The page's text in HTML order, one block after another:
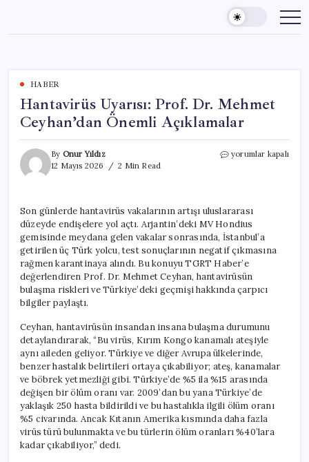
content
HABER
Hantavirüs Uyarısı: Prof. Dr. Mehmet
Ceyhan’dan Önemli Açıklamalar
By Onur Yıldız
12 Mayıs 2026
2 Min Read
Hantavirüs
Ceyhan’dan
Önemli
Açıklamalar
için
yorumlar kapalı
Son günlerde hantavirüs vakalarının artışı uluslararası
düzeyde endişelere yol açtı. Arjantin’deki MV Hondius
gemisinde meydana gelen vakalar sonrasında, İstanbul’a
getirilen üç Türk yolcu, test sonuçlarının negatif çıkmasına
rağmen karantinaya alındı. Bu konuyu TGRT Haber’e
değerlendiren Prof. Dr. Mehmet Ceyhan, hantavirüsün
bulaşma riskleri ve Türkiye’deki geçmişi hakkında çarpıcı
bilgiler paylaştı.
Ceyhan, hantavirüsün insandan insana bulaşma durumunu
detaylandırarak, “Bu virüs, Kırım Kongo kanamalı ateşiyle
aynı aileden geliyor. Türkiye ve diğer Avrupa ülkelerinde,
benzer hastalık belirtileri ortaya çıkabiliyor; ateş, kanamalar
ve böbrek yetmezliği gibi. Türkiye’de %5 ila %15 arasında
değişen bir ölüm oranı var. 2009’dan bu yana Türkiye’de
yaklaşık 250 hasta bildirildi ve bu hastalıkla ilgili ölüm oranı
%5 civarında. Ancak Kıtanın Amerika kısmında daha fazla
virüs türü bulunmakta ve bu türlerin ölüm oranları %40’lara
kadar çıkabiliyor,” dedi.